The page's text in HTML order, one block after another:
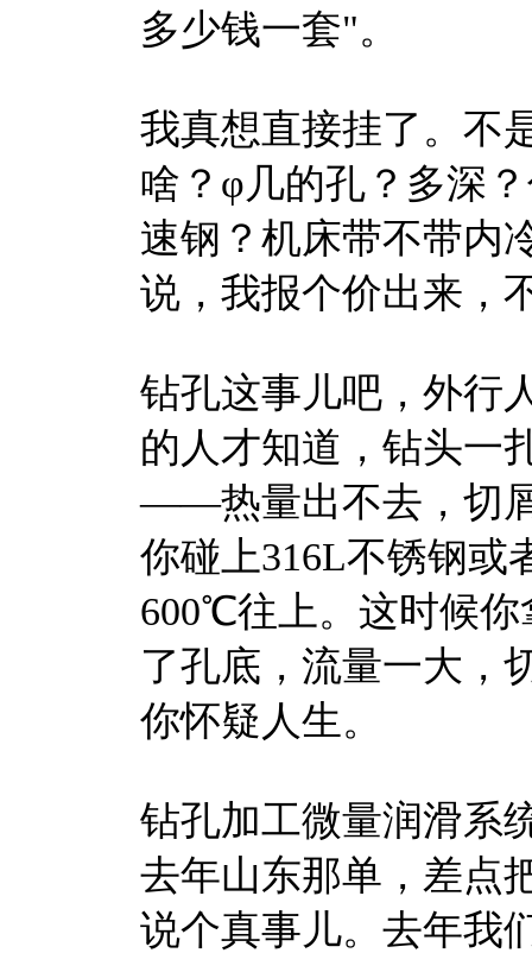
多少钱一套"。
我真想直接挂了。不
啥？φ几的孔？多深
速钢？机床带不带内
说，我报个价出来，
钻孔这事儿吧，外行
的人才知道，钻头一
——热量出不去，切
你碰上316L不锈钢或
600℃往上。这时候
了孔底，流量一大，
你怀疑人生。
钻孔加工微量润滑系
去年山东那单，差点
说个真事儿。去年我